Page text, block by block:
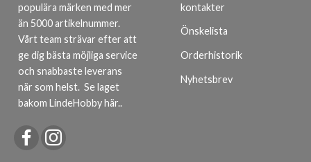
populära märken med mer
än 5000 artikelnummer.
Vårt team strävar efter att
ge dig bästa möjliga service
och snabbaste leverans
när som helst. Se laget
bakom LindeHobby här..
kontakter
Önskelista
Orderhistorik
Nyhetsbrev